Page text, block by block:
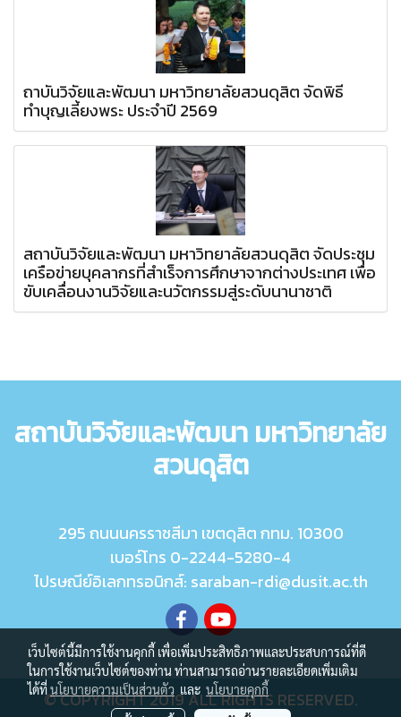
ถาบันวิจัยและพัฒนา มหาวิทยาลัยสวนดุสิต จัดพิธี
ทำบุญเลี้ยงพระ ประจำปี 2569
สถาบันวิจัยและพัฒนา มหาวิทยาลัยสวนดุสิต จัดประชุม
เครือข่ายบุคลากรที่สำเร็จการศึกษาจากต่างประเทศ เพื่อ
ขับเคลื่อนงานวิจัยและนวัตกรรมสู่ระดับนานาชาติ
สถาบันวิจัยและพัฒนา มหาวิทยาลัย
สวนดุสิต
295 ถนนนครราชสีมา เขตดุสิต กทม. 10300
เบอร์โทร 0-2244-5280-4
ไปรษณีย์อิเลกทรอนิกส์: saraban-rdi@dusit.ac.th
© COPYRIGHT 2019 ALL RIGHTS RESERVED.
เว็บไซต์นี้มีการใช้งานคุกกี้ เพื่อเพิ่มประสิทธิภาพและประสบการณ์ที่ดี
ในการใช้งานเว็บไซต์ของท่าน ท่านสามารถอ่านรายละเอียดเพิ่มเติม
ได้ที่นโยบายความเป็นส่วนตัว และ นโยบายคุกกี้